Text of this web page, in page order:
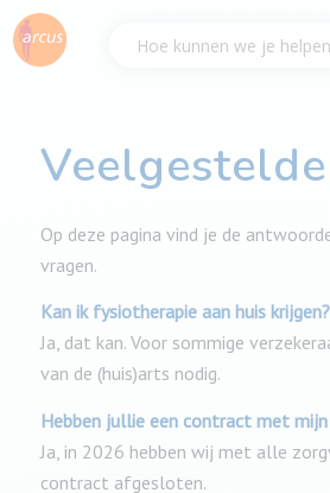
Op deze pagina vind je de
vragen.
Kan ik fysiotherapie aan huis krijgen?
Ja, dat kan. Voor sommige
van de (huis)arts nodig.
Hebben jullie een contract met mijn
Ja, in 2026 hebben wij met alle
contract afgesloten.